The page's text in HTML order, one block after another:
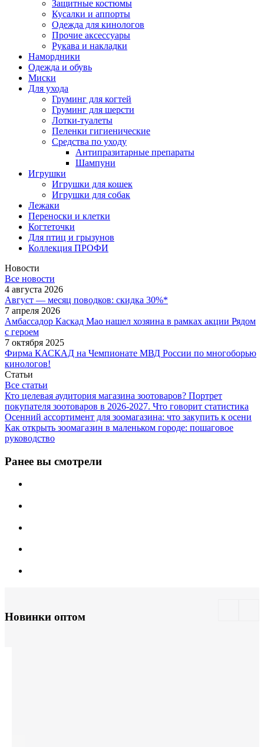
Защитные костюмы
Кусалки и аппорты
Одежда для кинологов
Прочие аксессуары
Рукава и накладки
Намордники
Одежда и обувь
Миски
Для ухода
Груминг для когтей
Груминг для шерсти
Лотки-туалеты
Пеленки гигиенические
Средства по уходу
Антипразитарные препараты
Шампуни
Игрушки
Игрушки для кошек
Игрушки для собак
Лежаки
Переноски и клетки
Когтеточки
Для птиц и грызунов
Коллекция ПРОФИ
Новости
Все новости
4 августа 2026
Август — месяц поводков: скидка 30%*
7 апреля 2026
Амбассадор Каскад Мао нашел хозяина в рамках акции Рядом
с героем
7 октября 2025
Фирма КАСКАД на Чемпионате МВД России по многоборью
кинологов!
Статьи
Все статьи
Кто целевая аудитория магазина зоотоваров? Портрет
покупателя зоотоваров в 2026-2027. Что говорит статистика
Осенний ассортимент для зоомагазина: что закупить к осени
Как открыть зоомагазин в маленьком городе: пошаговое
руководство
Ранее вы смотрели
Новинки оптом